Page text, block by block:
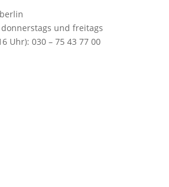
und freitags
Uhr): 030 – 75 43 77 00